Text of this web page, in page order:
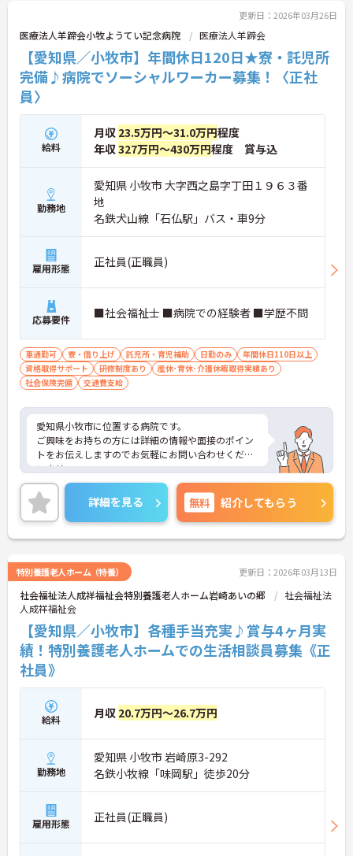
更新日：2026年03月26日
医療法人羊蹄会小牧ようてい記念病院 医療法人羊蹄会
【愛知県／小牧市】年間休日120日★寮・託児所
完備♪病院でソーシャルワーカー募集！〈正社
員〉
給料
月収 23.5万円～31.0万円程度
年収327万円～430万円程度 賞与込
勤務地
愛知県 小牧市 大字西之島字丁田１９６３番
地
名鉄犬山線「石仏駅」バス・車9分
雇用形態 正社員(正職員)
応募要件 ■社会福祉士 ■病院での経験者 ■学歴不問
車通勤可 寮・借り上げ 託児所・育児補助 日勤のみ
年間休日110日以上
資格取得サポート
研修制度あり
産休･育休･介護休暇取得実績あり
社会保険完備
交通費支給
愛知県小牧市に位置する病院です。
ご興味をお持ちの方には詳細の情報や面接のポイン
トをお伝えしますのでお気軽にお問い合わせくださ
いませ。
詳細を見る 無料 紹介してもらう
特別養護老人ホーム（特養） 更新日：2026年03月13日
社会福祉法人成祥福祉会特別養護老人ホーム岩崎あいの郷
社会福祉法
人成祥福祉会
【愛知県／小牧市】各種手当充実♪賞与4ヶ月実
績！特別養護老人ホームでの生活相談員募集《正
社員》
給料 月収 20.7万円～26.7万円
勤務地
愛知県 小牧市 岩崎原3-292
名鉄小牧線「味岡駅」徒歩20分
雇用形態 正社員(正職員)